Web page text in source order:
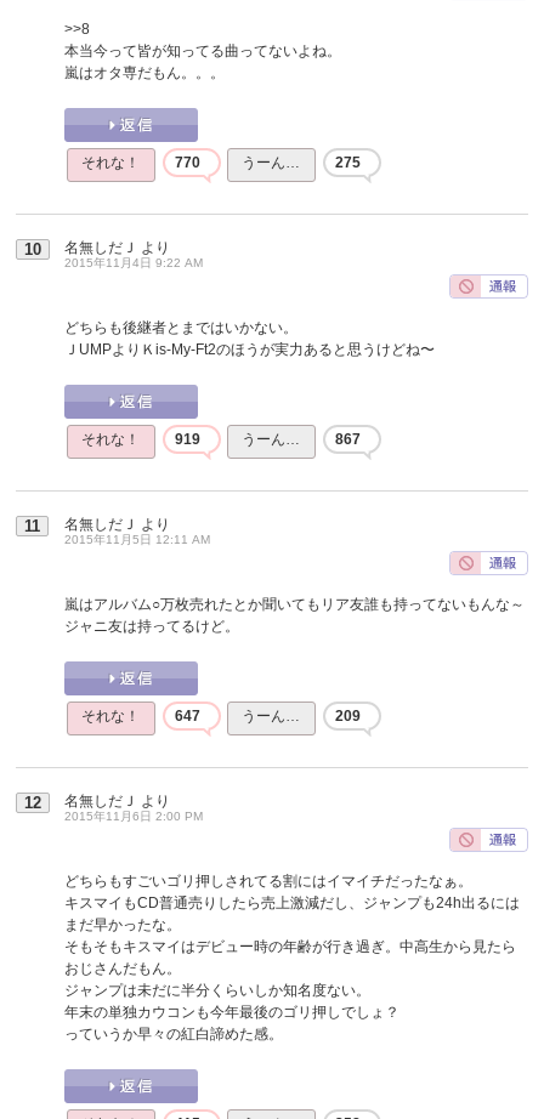
>>8
本当今って皆が知ってる曲ってないよね。
嵐はオタ専だもん。。。
それな！ 770 うーん… 275
10 名無しだＪ より
2015年11月4日 9:22 AM
どちらも後継者とまではいかない。
ＪUMPよりＫis-My-Ft2のほうが実力あると思うけどね〜
それな！ 919 うーん… 867
11 名無しだＪ より
2015年11月5日 12:11 AM
嵐はアルバム○万枚売れたとか聞いてもリア友誰も持ってないもんな～
ジャニ友は持ってるけど。
それな！ 647 うーん… 209
12 名無しだＪ より
2015年11月6日 2:00 PM
どちらもすごいゴリ押しされてる割にはイマイチだったなぁ。
キスマイもCD普通売りしたら売上激減だし、ジャンプも24h出るには
まだ早かったな。
そもそもキスマイはデビュー時の年齢が行き過ぎ。中高生から見たら
おじさんだもん。
ジャンプは未だに半分くらいしか知名度ない。
年末の単独カウコンも今年最後のゴリ押しでしょ？
っていうか早々の紅白諦めた感。